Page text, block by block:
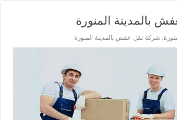
بالمدينة المنورة
,شركة نقل عفش بالمدينة المنورة